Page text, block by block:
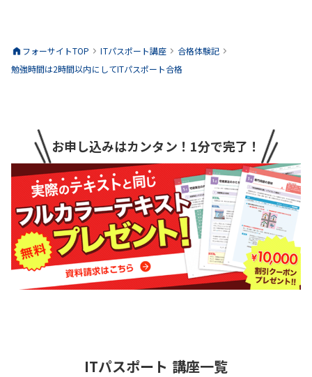
フォーサイトTOP ITパスポート講座
合格体験記
勉強時間は2時間以内にしてITパスポート合格
お申し込みはカンタン！1分で完了！
ITパスポート 講座一覧